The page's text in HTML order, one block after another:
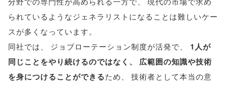
られているようなジェネラリストになることは難しいケー
スが多くなっています。
同社では
ジョブローテーション制度が活発で
1人が
同じことをやり続けるのではなく 、
広範囲の知識や技術
を身につけることができるため
技術者として本当の意